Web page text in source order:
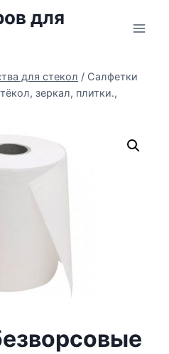
для
для стекол / Салфетки
зеркал, плитки.,